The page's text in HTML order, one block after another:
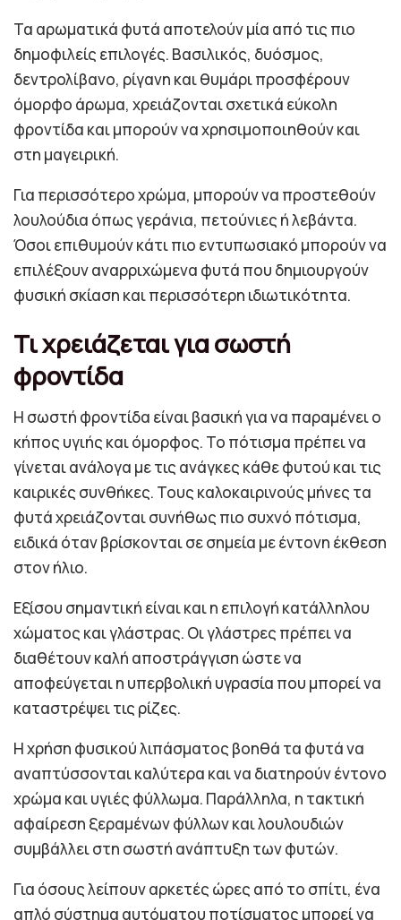
Τα αρωματικά φυτά αποτελούν μία από τις πιο
δημοφιλείς επιλογές. Βασιλικός, δυόσμος,
δεντρολίβανο, ρίγανη και θυμάρι προσφέρουν
όμορφο άρωμα, χρειάζονται σχετικά εύκολη
φροντίδα και μπορούν να χρησιμοποιηθούν και
στη μαγειρική.
Για περισσότερο χρώμα, μπορούν να προστεθούν
λουλούδια όπως γεράνια, πετούνιες ή λεβάντα.
Όσοι επιθυμούν κάτι πιο εντυπωσιακό μπορούν να
επιλέξουν αναρριχώμενα φυτά που δημιουργούν
φυσική σκίαση και περισσότερη ιδιωτικότητα.
Τι χρειάζεται για σωστή
φροντίδα
Η σωστή φροντίδα είναι βασική για να παραμένει ο
κήπος υγιής και όμορφος. Το πότισμα πρέπει να
γίνεται ανάλογα με τις ανάγκες κάθε φυτού και τις
καιρικές συνθήκες. Τους καλοκαιρινούς μήνες τα
φυτά χρειάζονται συνήθως πιο συχνό πότισμα,
ειδικά όταν βρίσκονται σε σημεία με έντονη έκθεση
στον ήλιο.
Εξίσου σημαντική είναι και η επιλογή κατάλληλου
χώματος και γλάστρας. Οι γλάστρες πρέπει να
διαθέτουν καλή αποστράγγιση ώστε να
αποφεύγεται η υπερβολική υγρασία που μπορεί να
καταστρέψει τις ρίζες.
Η χρήση φυσικού λιπάσματος βοηθά τα φυτά να
αναπτύσσονται καλύτερα και να διατηρούν έντονο
χρώμα και υγιές φύλλωμα. Παράλληλα, η τακτική
αφαίρεση ξεραμένων φύλλων και λουλουδιών
συμβάλλει στη σωστή ανάπτυξη των φυτών.
Για όσους λείπουν αρκετές ώρες από το σπίτι, ένα
απλό σύστημα αυτόματου ποτίσματος μπορεί να